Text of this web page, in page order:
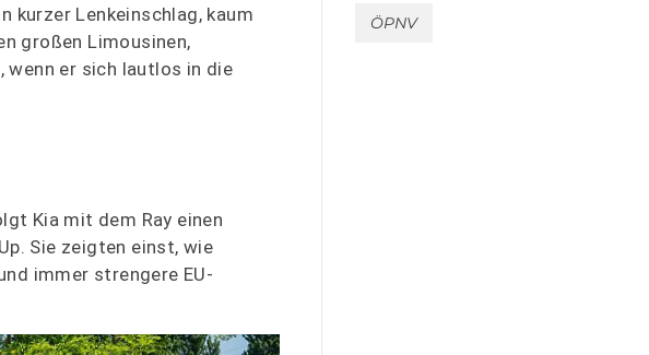
kurzer Lenkeinschlag, kaum
großen Limousinen,
wenn er sich lautlos in die
Kia mit dem Ray einen
Sie zeigten einst, wie
immer strengere EU-
ÖPNV